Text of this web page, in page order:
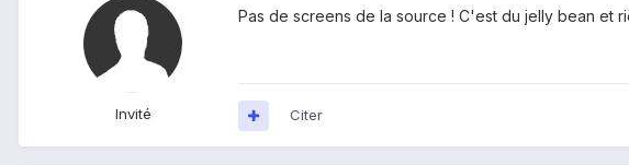
Invité
Pas de screens de la source ! C'est du jelly bean et
Citer